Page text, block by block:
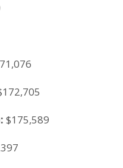
$175,589